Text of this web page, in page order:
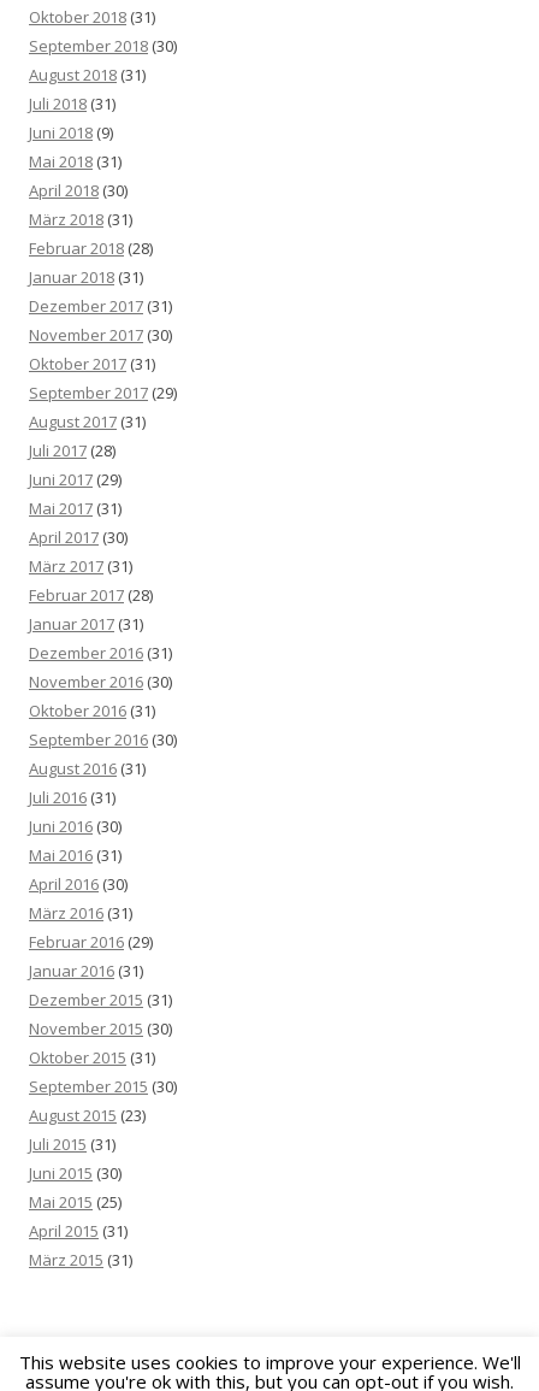
Oktober 2018 (31)
September 2018 (30)
August 2018 (31)
Juli 2018 (31)
Juni 2018 (9)
Mai 2018 (31)
April 2018 (30)
März 2018 (31)
Februar 2018 (28)
Januar 2018 (31)
Dezember 2017 (31)
November 2017 (30)
Oktober 2017 (31)
September 2017 (29)
August 2017 (31)
Juli 2017 (28)
Juni 2017 (29)
Mai 2017 (31)
April 2017 (30)
März 2017 (31)
Februar 2017 (28)
Januar 2017 (31)
Dezember 2016 (31)
November 2016 (30)
Oktober 2016 (31)
September 2016 (30)
August 2016 (31)
Juli 2016 (31)
Juni 2016 (30)
Mai 2016 (31)
April 2016 (30)
März 2016 (31)
Februar 2016 (29)
Januar 2016 (31)
Dezember 2015 (31)
November 2015 (30)
Oktober 2015 (31)
September 2015 (30)
August 2015 (23)
Juli 2015 (31)
Juni 2015 (30)
Mai 2015 (25)
April 2015 (31)
März 2015 (31)
This website uses cookies to improve your experience. We'll
assume you're ok with this, but you can opt-out if you wish.